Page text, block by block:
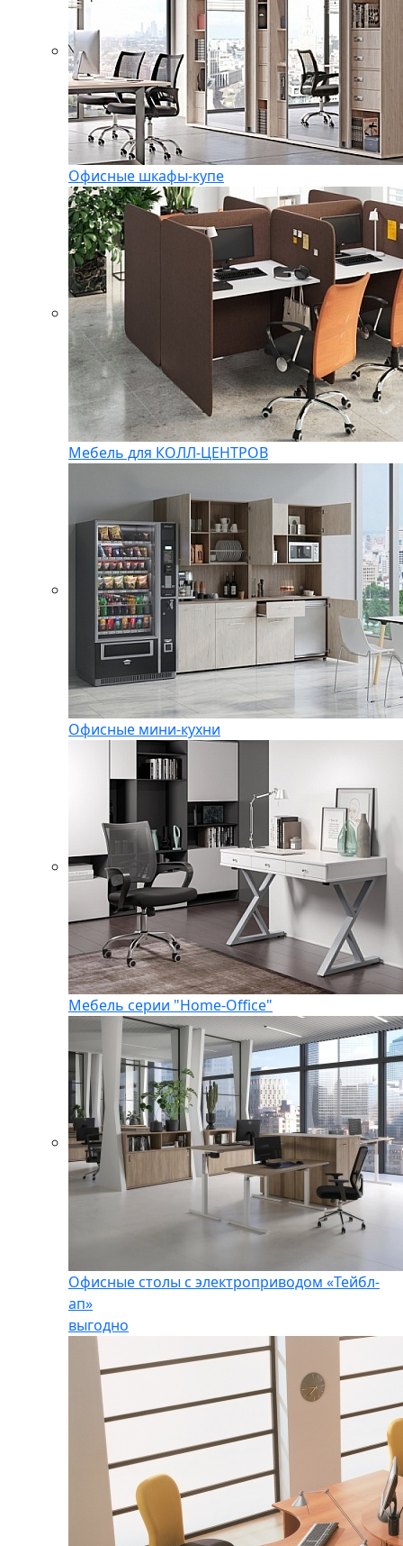
Офисные шкафы-купе
Мебель для КОЛЛ-ЦЕНТРОВ
Офисные мини-кухни
Мебель серии "Home-Office"
Офисные столы с электроприводом «Тейбл-
ап»
выгодно